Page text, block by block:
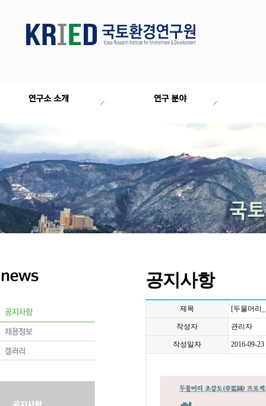
공지사항
제목 [두물머리
작성자 관리자
작성일자 2016-09-23